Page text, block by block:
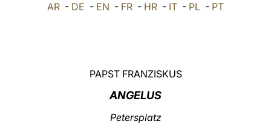
AR - DE - EN - FR - HR - IT - PL - PT
PAPST FRANZISKUS
ANGELUS
Petersplatz